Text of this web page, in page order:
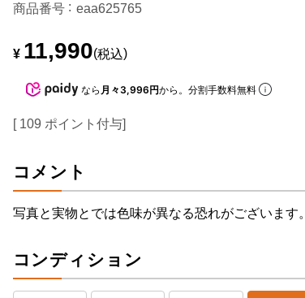
商品番号 eaa625765
¥ 11,990 税込
なら 月々3,996円から。分割手数料無料
[ 109 ポイント付与]
コメント
写真と実物とでは色味が異なる恐れがございます。
コンディション